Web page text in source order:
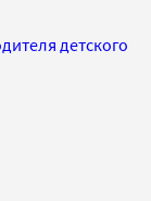
детского